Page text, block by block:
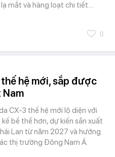
mắt và hàng loạt chi tiết…
0
hệ mới, sắp được
Nam
CX-3 thế hệ mới lộ diện với
bề thế hơn, dự kiến sản xuất
Lan từ năm 2027 và hướng
thị trường Đông Nam Á.